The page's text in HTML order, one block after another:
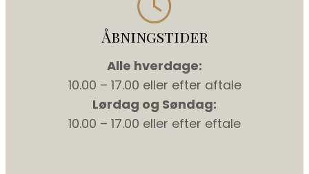
Åbningstider
Alle hverdage:
10.00 – 17.00 eller efter aftale
Lørdag og Søndag:
10.00 – 17.00 eller efter eftale